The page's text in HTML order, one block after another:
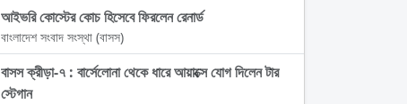
আইভরি কোস্টের কোচ হিসেবে ফিরলেন রেনার্ড
বাংলাদেশ সংবাদ সংস্থা (বাসস)
বাসস ক্রীড়া-৭ : বার্সেলোনা থেকে ধারে আয়াক্সে যোগ দিলেন টার
স্টেগান